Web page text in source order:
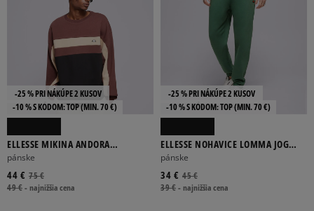
-10 % S KÓDOM: TOP (MIN. 70 €)
-25 % PRI NÁKÚPE 2 KUSOV
ELLESSE MIKINA ANDORA
SWEATSHIRT BRWN/BLK
pánske
75 €
44 €
49 €-najnižšia cena
-10 % S KÓDOM: TOP (MIN. 70 €)
-25 % PRI NÁKÚPE 2 KUSOV
ELLESSE NOHAVICE LOMMA JOG
PANT GREEN
pánske
45 €
34 €
39 €-najnižšia cena